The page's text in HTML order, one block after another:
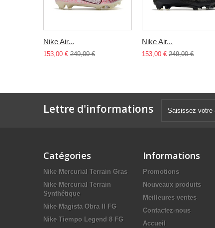
Nike Air...
153,00 € 249,00 €
Nike Air...
153,00 € 249,00 €
Lettre d'informations
Catégories
Nike Mercurial Terrain Gras
Nike Mercurial Terrain
Synthétique
Nike Magista Obra II FG
Nike Tiempo Legend 8 FG
Informations
Promotions
Nouveaux produits
Meilleures ventes
Contactez-nous
Accueil